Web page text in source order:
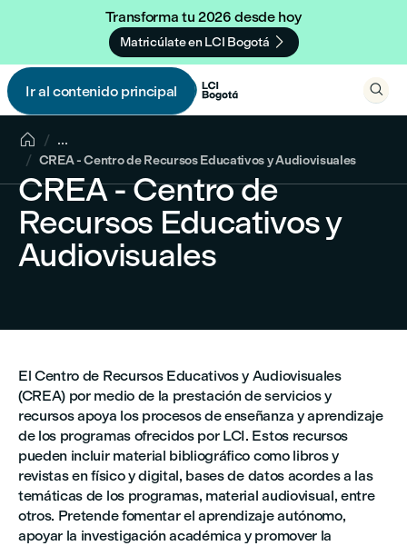
Transforma tu 2026 desde hoy
Matricúlate en LCI Bogotá 
Ir al contenido principal
 
 ...
CREA - Centro de Recursos Educativos y Audiovisuales
CREA - Centro de
Recursos Educativos y
Audiovisuales
El Centro de Recursos Educativos y Audiovisuales
(CREA) por medio de la prestación de servicios y
recursos apoya los procesos de enseñanza y aprendizaje
de los programas ofrecidos por LCI. Estos recursos
pueden incluir material bibliográfico como libros y
revistas en físico y digital, bases de datos acordes a las
temáticas de los programas, material audiovisual, entre
otros. Pretende fomentar el aprendizaje autónomo,
apoyar la investigación académica y promover la